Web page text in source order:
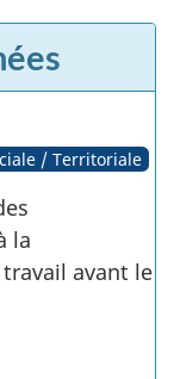
/ Territoriale
la
avant le